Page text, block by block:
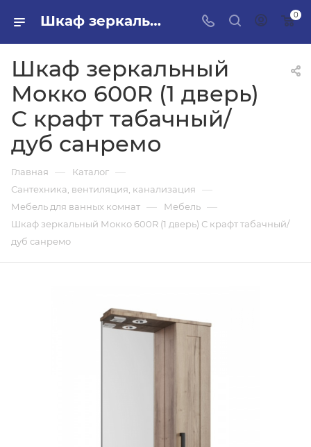
Шкаф зеркальный Мокко 600R (1 дверь) С крафт табачный/дуб санремо в ПИЛОН — купить стройматериалы в интернет-магазине ПИЛОН с доставкой оптом и в розницу 0
Шкаф зеркальный
Мокко 600R (1 дверь)
С крафт табачный/
дуб санремо
Главная — Каталог —
Сантехника, вентиляция, канализация —
Мебель для ванных комнат — Мебель —
Шкаф зеркальный Мокко 600R (1 дверь) С крафт табачный/
дуб санремо